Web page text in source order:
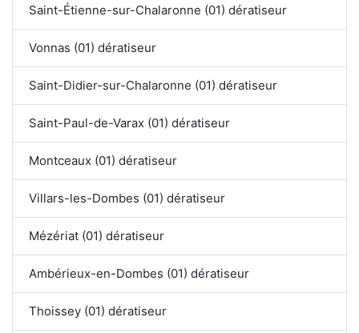
Saint-Étienne-sur-Chalaronne (01) dératiseur
Vonnas (01) dératiseur
Saint-Didier-sur-Chalaronne (01) dératiseur
Saint-Paul-de-Varax (01) dératiseur
Montceaux (01) dératiseur
Villars-les-Dombes (01) dératiseur
Mézériat (01) dératiseur
Ambérieux-en-Dombes (01) dératiseur
Thoissey (01) dératiseur